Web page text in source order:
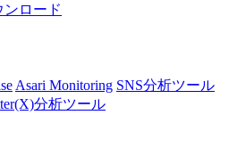
ンロード
Asari Monitoring SNS分析ツール
分析ツール